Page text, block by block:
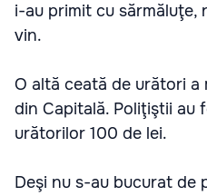
i-au primit cu sărmăluţe,
vin.
O altă ceată de urători a
din Capitală. Poliţiştii au
urătorilor 100 de lei.
Deşi nu s-au bucurat de